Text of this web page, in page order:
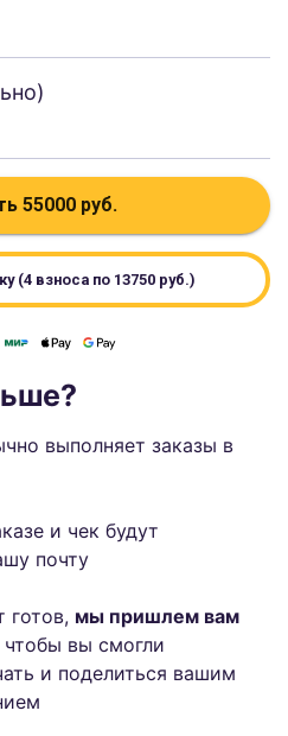
55000руб.
(4 взноса по 13750руб.)
выполняет заказы в
и чек будут
почту
готов, мы пришлем вам
чтобы вы смогли
и поделиться вашим